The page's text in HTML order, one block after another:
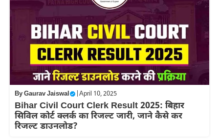
ByGaurav Jaiswal April 10, 2025
Bihar Civil Court Clerk Result 2025: बिहार
सिविल कोर्ट क्लर्क का रिजल्ट जारी, जाने कैसे कर
रिजल्ट डाउनलोड?